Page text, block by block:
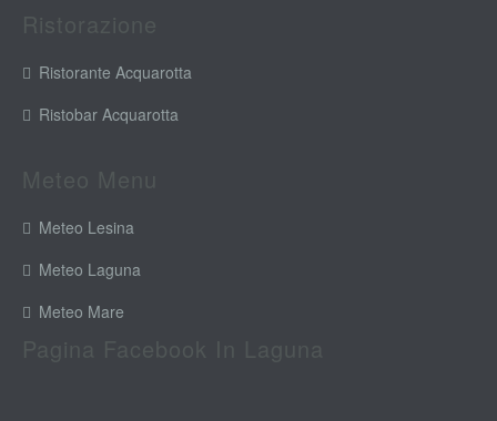
Ristorante Acquarotta
Ristobar Acquarotta
Meteo Lesina
Meteo Laguna
Meteo Mare